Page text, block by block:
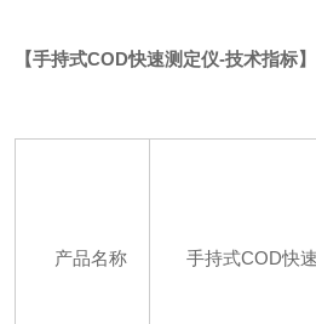
【手持式COD快速测定仪-技术指标】
产品名称 手持式COD快